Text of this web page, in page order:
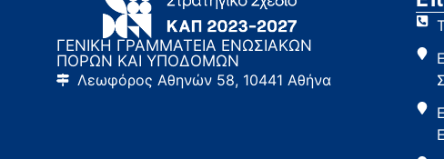
ΓΕΝΙΚΗ ΓΡΑΜΜΑΤΕΙΑ ΕΝΩΣΙΑΚΩΝ
ΠΟΡΩΝ ΚΑΙ ΥΠΟΔΟΜΩΝ
Λεωφόρος Αθηνών 58, 10441 Αθήνα